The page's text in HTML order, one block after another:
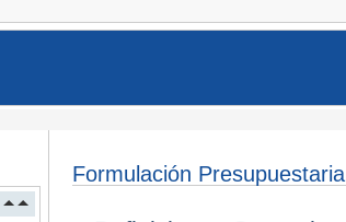
Formulación Presupuestaria